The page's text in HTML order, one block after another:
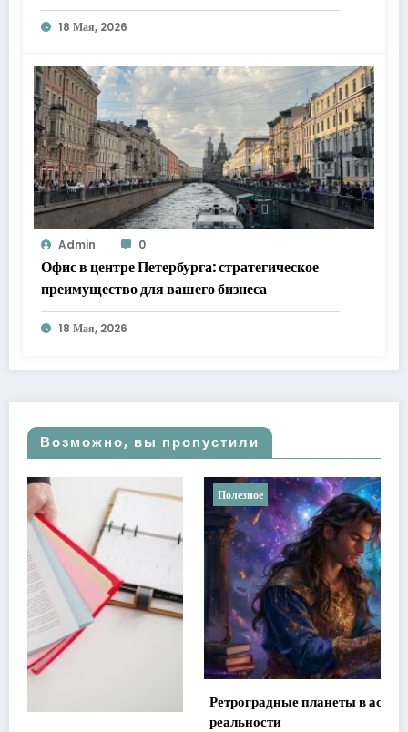
18 Мая, 2026
Admin 0
Офис в центре Петербурга: стратегическое
преимущество для вашего бизнеса
18 Мая, 2026
Возможно, вы пропустили
Полезное
Ретроградные планеты в астрологии: мифы против